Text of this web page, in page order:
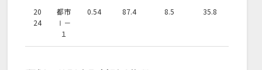
20
24
都市
Ⅰ－
１
0.54 87.4 8.5 35.8